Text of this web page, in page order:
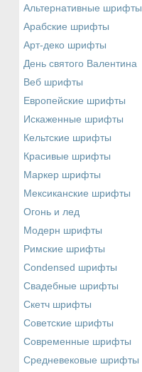
Альтернативные шрифты
Арабские шрифты
Арт-деко шрифты
День святого Валентина
Веб шрифты
Европейские шрифты
Искаженные шрифты
Кельтские шрифты
Красивые шрифты
Маркер шрифты
Мексиканские шрифты
Огонь и лед
Модерн шрифты
Римские шрифты
Сondensed шрифты
Свадебные шрифты
Скетч шрифты
Советские шрифты
Современные шрифты
Средневековые шрифты